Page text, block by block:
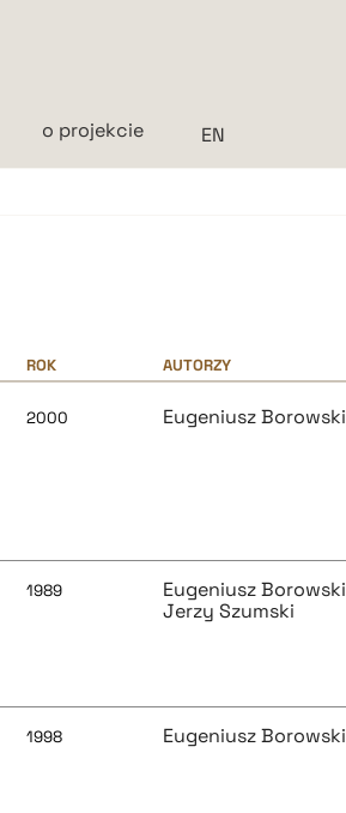
o projekcie
ROK AUTORZY
2000 Eugeniusz Borowski
1989
Eugeniusz Borowski
Jerzy Szumski
1998 Eugeniusz Borowski